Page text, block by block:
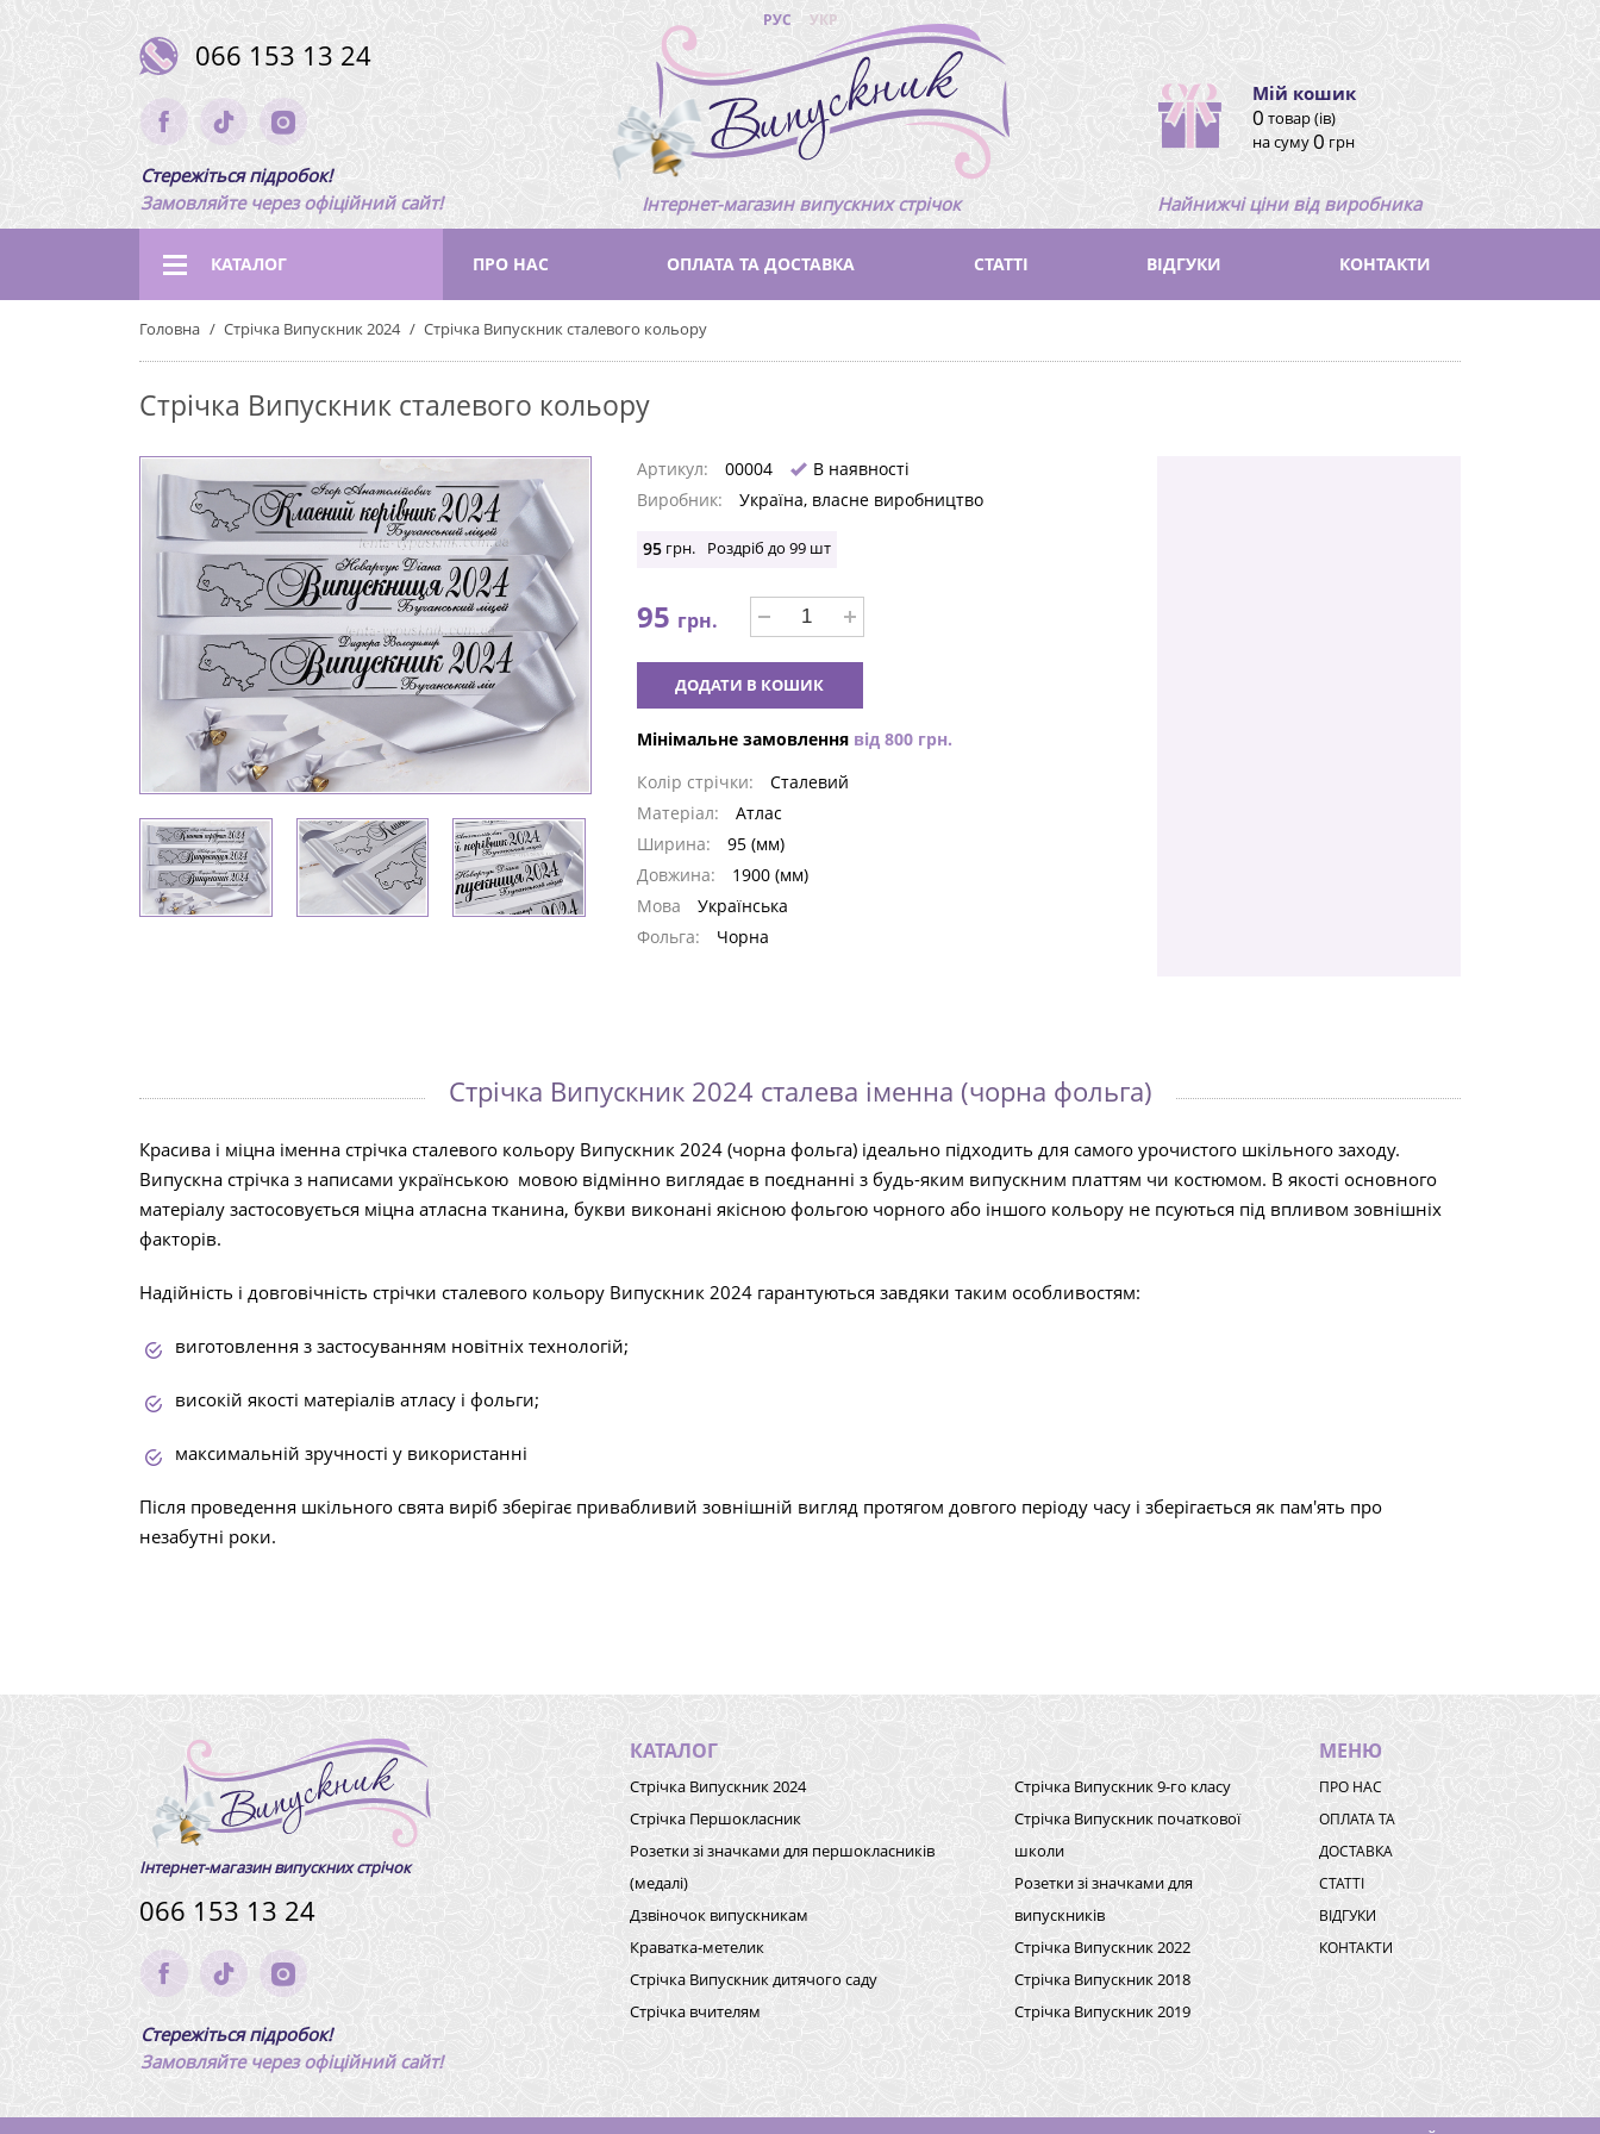
РУС УКР
066 153 13 24
Стережіться підробок!
Замовляйте через офіційний сайт!
Інтернет-магазин випускних стрічок
Мій кошик
0 товар (ів)
на суму0 грн
Найнижчі ціни від виробника
КАТАЛОГ ПРО НАС ОПЛАТА ТА ДОСТАВКА СТАТТІ ВІДГУКИ КОНТАКТИ
Головна Стрічка Випускник 2024 Стрічка Випускник сталевого кольору
Стрічка Випускник сталевого кольору
Артикул: 00004
В наявності
Виробник:
Україна, власне виробництво
95 грн. Роздріб до 99шт
95 грн.
ДОДАТИ В КОШИК
Мінімальне замовлення від 800 грн.
Колір стрічки:
Сталевий
Матеріал:
Атлас
Ширина:
95 (мм)
Довжина:
1900 (мм)
Мова
Українська
Фольга:
Чорна
Стрічка Випускник 2024 сталева іменна (чорна фольга)
Красива і міцна іменна стрічка сталевого кольору Випускник 2024 (чорна фольга) ідеально підходить для самого урочистого шкільного заходу.
Випускна стрічка з написами українською мовою відмінно виглядає в поєднанні з будь-яким випускним платтям чи костюмом. В якості основного
матеріалу застосовується міцна атласна тканина, букви виконані якісною фольгою чорного або іншого кольору не псуються під впливом зовнішніх
факторів.
Надійність і довговічність стрічки сталевого кольору Випускник 2024 гарантуються завдяки таким особливостям:
виготовлення з застосуванням новітніх технологій;
високій якості матеріалів атласу і фольги;
максимальній зручності у використанні
Після проведення шкільного свята виріб зберігає привабливий зовнішній вигляд протягом довгого періоду часу і зберігається як пам'ять про
незабутні роки.
Інтернет-магазин випускних стрічок
066 153 13 24
Стережіться підробок!
Замовляйте через офіційний сайт!
КАТАЛОГ
Стрічка Випускник 2024
Стрічка Першокласник
Розетки зі значками для першокласників
(медалі)
Дзвіночок випускникам
Краватка-метелик
Стрічка Випускник дитячого саду
Стрічка вчителям
Стрічка Випускник 9-го класу
Стрічка Випускник початкової
школи
Розетки зі значками для
випускників
Стрічка Випускник 2022
Стрічка Випускник 2018
Стрічка Випускник 2019
МЕНЮ
ПРО НАС
ОПЛАТА ТА
ДОСТАВКА
СТАТТІ
ВІДГУКИ
КОНТАКТИ